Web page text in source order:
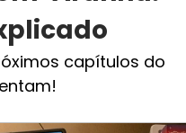
capítulos do